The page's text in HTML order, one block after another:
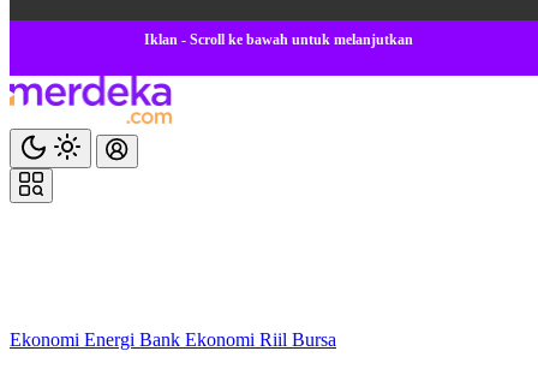
Iklan - Scroll ke bawah untuk melanjutkan
Ekonomi Energi Bank Ekonomi Riil Bursa